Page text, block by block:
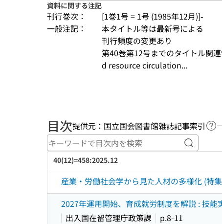
資料に関する注記
刊行巻次：
[1巻1号 = 1号 (1985年12月)]-
一般注記：
本タイトル等は最新号による
刊行頻度の変更あり
第40巻第12号までのタイトル関
d resource circulation...
目次提供元：国立国会図書館雑誌記事索引 ヘ
キーワー
40(12)=458:2025.12
産業・労働社会学から見た人材の多様化 (特
2027年運用開始、育成就労制度を解説 : 技
出入国在留管理庁政策課
p.8-11